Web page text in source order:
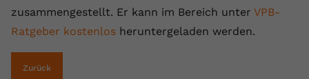
zusammengestellt. Er kann im Bereich unter VPB-
Ratgeber kostenlos heruntergeladen werden.
Zurück